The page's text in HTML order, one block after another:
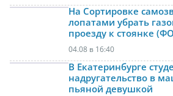
На Сортировке
лопатами убрать
проезду к стоянке
04.08 в 16:40
В Екатеринбурге
надругательство в
пьяной девушкой